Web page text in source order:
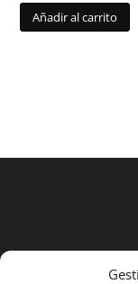
Añadir al carrito